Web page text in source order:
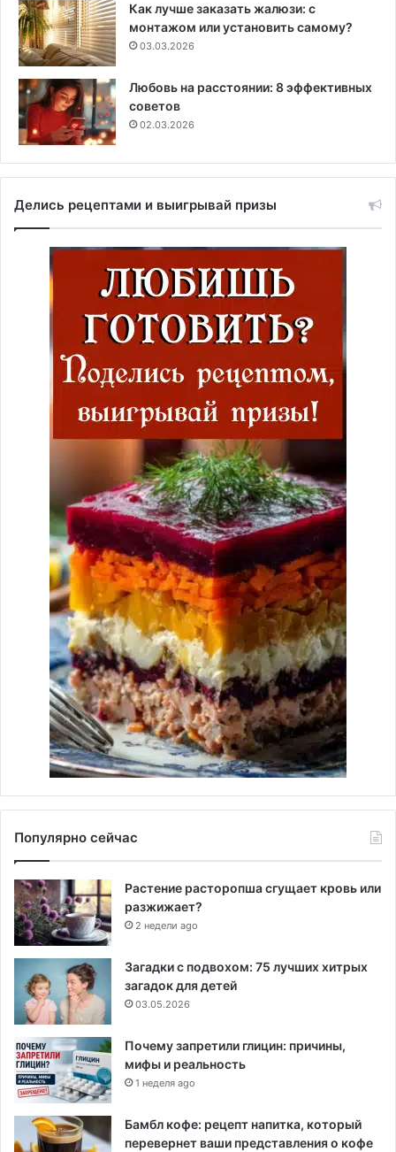
Как лучше заказать жалюзи: с
монтажом или установить самому?
03.03.2026
Любовь на расстоянии: 8 эффективных
советов
02.03.2026
Делись рецептами и выигрывай призы
Популярно сейчас
Растение расторопша сгущает кровь или
разжижает?
2 недели ago
Загадки с подвохом: 75 лучших хитрых
загадок для детей
03.05.2026
Почему запретили глицин: причины,
мифы и реальность
1 неделя ago
Бамбл кофе: рецепт напитка, который
перевернет ваши представления о кофе